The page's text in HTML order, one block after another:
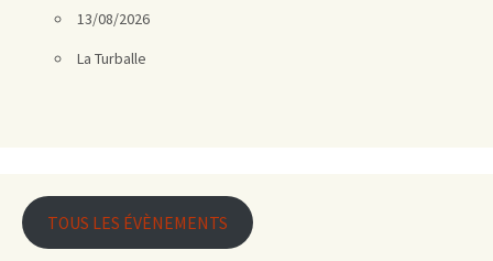
13/08/2026
La Turballe
TOUS LES ÉVÈNEMENTS